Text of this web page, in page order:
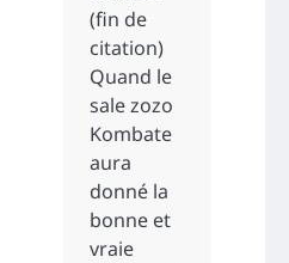
(fin de
citation)
Quand le
sale zozo
Kombate
aura
donné la
bonne et
vraie